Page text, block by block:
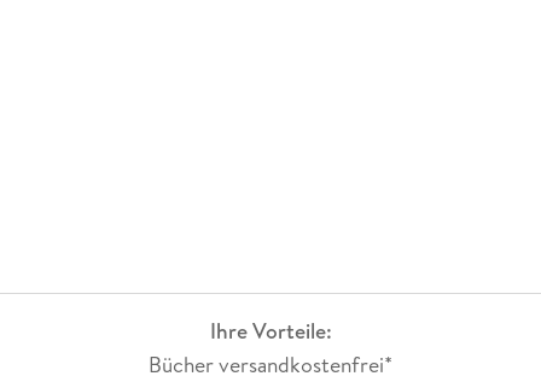
Ihre Vorteile:
Bücher versandkostenfrei*